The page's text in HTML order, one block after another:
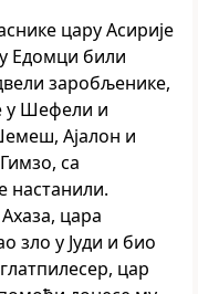
цару Асирије
Едомци били
заробљенике,
у Шефели и
Ајалон и
са
настанили.
цара
зло у Јуди и био
цар